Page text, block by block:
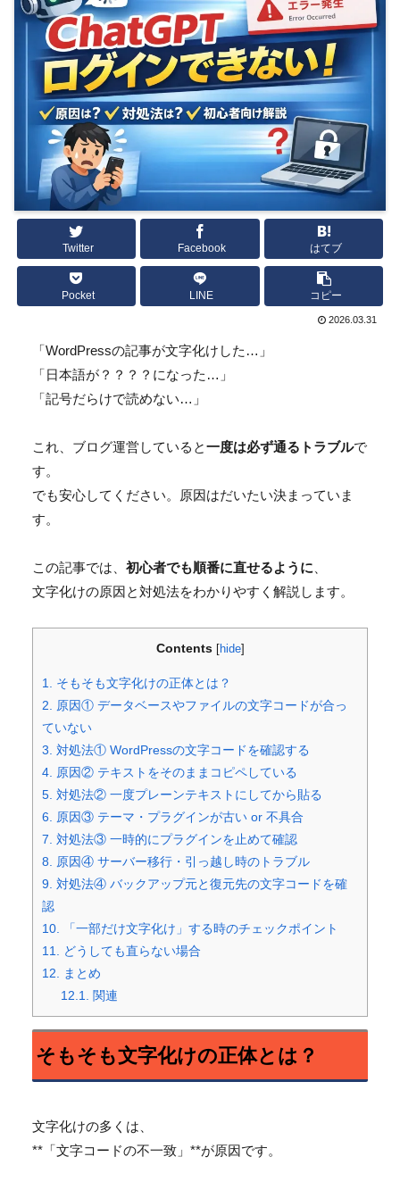
Twitter Facebook はてブ
Pocket LINE コピー
2026.03.31
「WordPressの記事が文字化けした…」
「日本語が？？？？になった…」
「記号だらけで読めない…」
これ、ブログ運営していると一度は必ず通るトラブルで
す。
でも安心してください。原因はだいたい決まっていま
す。
この記事では、 初心者でも順番に直せるように
文字化けの原因と対処法をわかりやすく解説します。
Contents [hide]
1.
そもそも文字化けの正体とは？
2.
原因① データベースやファイルの文字コードが合っ
ていない
3. 対処法① WordPressの文字コードを確認する
4.
原因② テキストをそのままコピペしている
5. 対処法② 一度プレーンテキストにしてから貼る
6.
原因③ テーマ・プラグインが古い or 不具合
7. 対処法③ 一時的にプラグインを止めて確認
8.
原因④ サーバー移行・引っ越し時のトラブル
9. 対処法④ バックアップ元と復元先の文字コードを確
認
10.
「一部だけ文字化け」する時のチェックポイント
11.
どうしても直らない場合
12.
まとめ
12.1.
関連
そもそも文字化けの正体とは？
文字化けの多くは、
**「文字コードの不一致」**が原因です。